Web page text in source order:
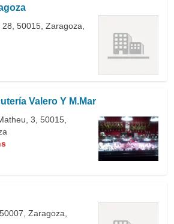
50015, Zaragoza,
Valero Y M.Mar
3, 50015,
Zaragoza,